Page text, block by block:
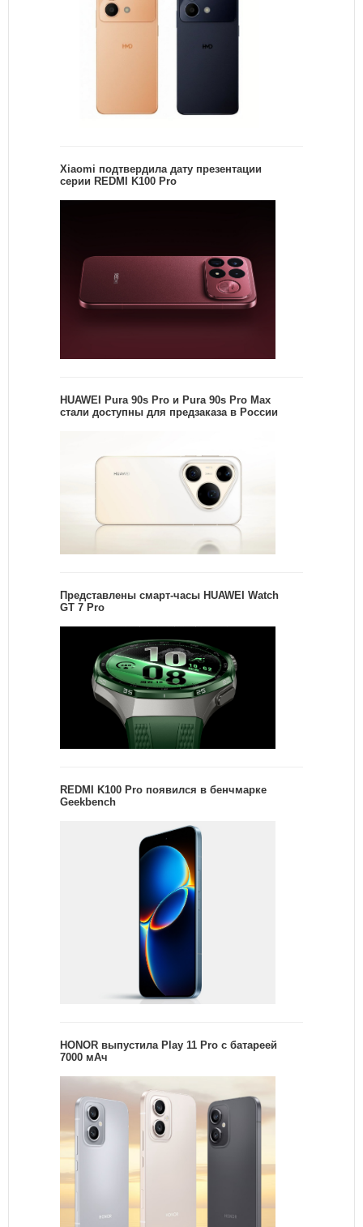
Xiaomi подтвердила дату презентации
серии REDMI K100 Pro
HUAWEI Pura 90s Pro и Pura 90s Pro Max
стали доступны для предзаказа в России
Представлены смарт-часы HUAWEI Watch
GT 7 Pro
REDMI K100 Pro появился в бенчмарке
Geekbench
HONOR выпустила Play 11 Pro с батареей
7000 мАч